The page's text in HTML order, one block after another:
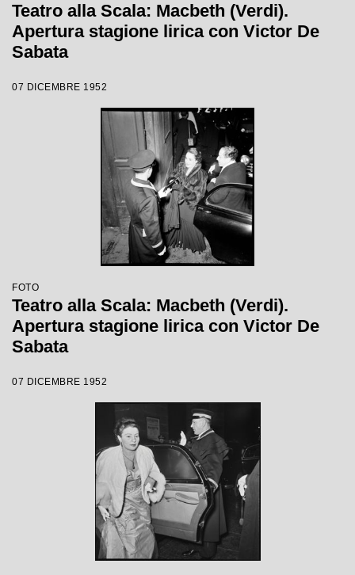
Teatro alla Scala: Macbeth (Verdi).
Apertura stagione lirica con Victor De
Sabata
07 DICEMBRE 1952
FOTO
Teatro alla Scala: Macbeth (Verdi).
Apertura stagione lirica con Victor De
Sabata
07 DICEMBRE 1952